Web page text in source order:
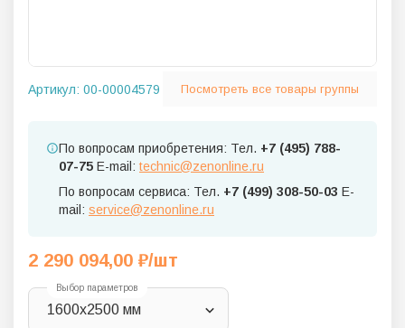
Артикул: 00-00004579 Посмотреть все товары группы
По вопросам приобретения: Тел. +7 (495) 788-
07-75 E-mail: technic@zenonline.ru
По вопросам сервиса: Тел. +7 (499) 308-50-03 E-
mail: service@zenonline.ru
2 290 094,00 ₽/шт
Выбор параметров
1600х2500 мм